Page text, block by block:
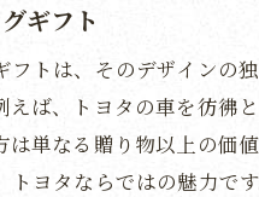
トヨタならではの特別体験
感動が広がるトヨタとのコ
トヨタのブランド価値を贈
取る人の心に響くトヨタ
ギフト
トは、そのデザイン
ば、トヨタの車を彷彿
単なる贈り物以上の価
ヨタならではの魅力です